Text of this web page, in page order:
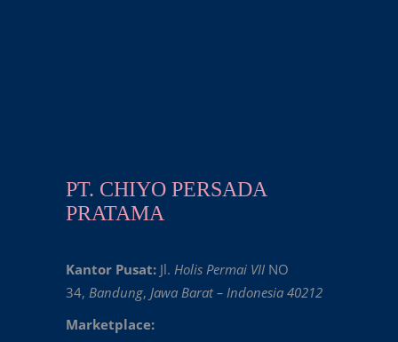
PT. CHIYO PERSADA
PRATAMA
Kantor Pusat: Jl. Holis Permai VII NO
34, Bandung, Jawa Barat – Indonesia 40212
Marketplace: